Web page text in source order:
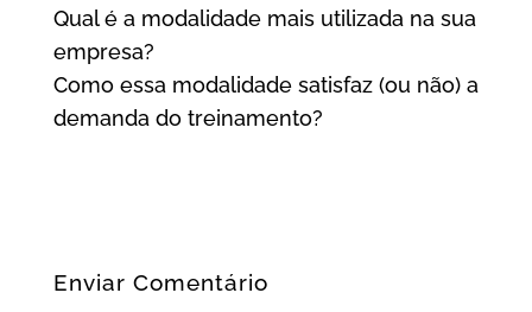
Qual é a modalidade mais utilizada na sua
empresa?
Como essa modalidade satisfaz (ou não) a
demanda do treinamento?
Enviar Comentário